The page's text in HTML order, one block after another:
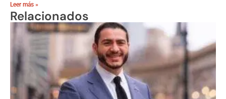
Leer más »
Relacionados